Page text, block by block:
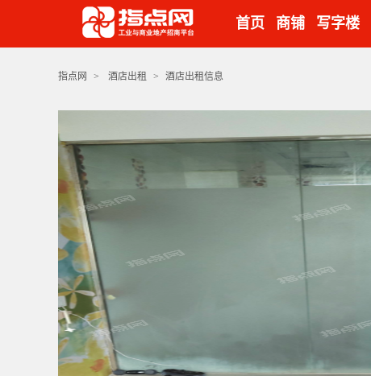
首页 商铺 写字楼
指点网 > 酒店出租 > 酒店出租信息